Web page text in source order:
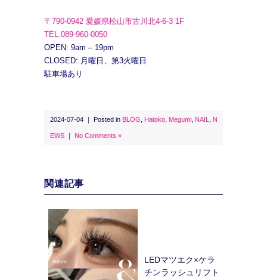
〒790-0942 愛媛県松山市古川北4-6-3 1F
TEL.089-960-0050
OPEN: 9am – 19pm
CLOSED: 月曜日、第3火曜日
駐車場あり
2024-07-04 ｜ Posted in BLOG Hatoko Megumi NAIL N
EWS ｜ No Comments »
関連記事
LEDマツエク×ケラ
チンラッシュリフト